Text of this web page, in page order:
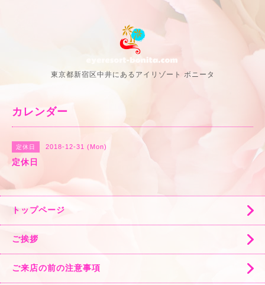
東京都新宿区中井にあるアイリゾート ボニータ
カレンダー
定休日 2018-12-31 (Mon)
定休日
トップページ
ご挨拶
ご来店の前の注意事項